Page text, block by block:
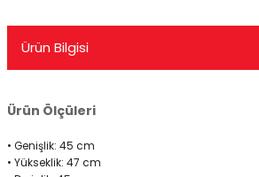
Ürün Bilgisi
Ürün Ölçüleri
• Genişlik: 45 cm
• Yükseklik: 47 cm